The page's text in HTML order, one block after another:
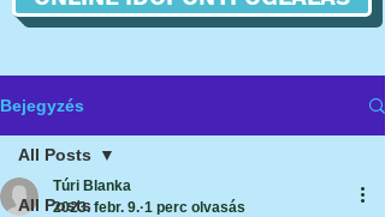
Bejegyzés
All Posts
All Posts
Túri Blanka
2023. febr. 9. 1 perc olvasás